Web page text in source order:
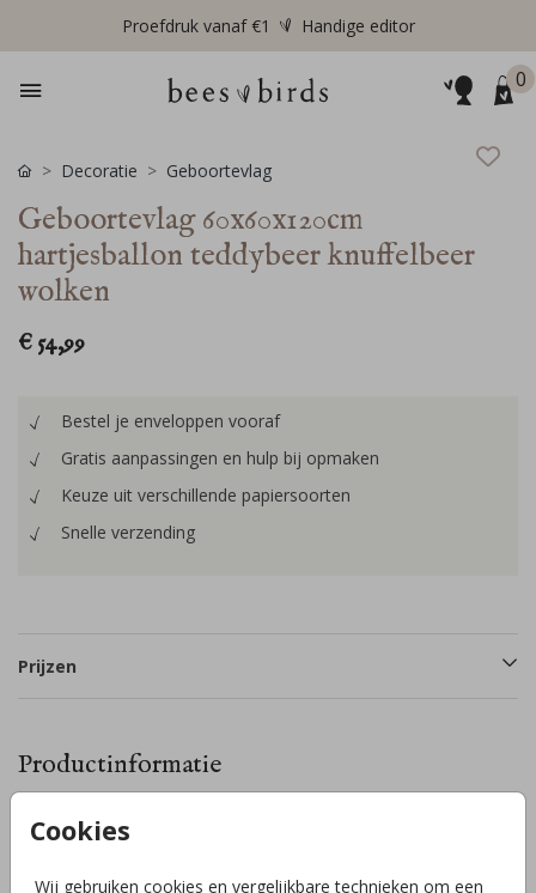
Proefdruk vanaf €1 Handige editor
0
Cookies
Wij gebruiken cookies en vergelijkbare technieken om een
Decoratie Geboortevlag
Geboortevlag 60x60x120cm
hartjesballon teddybeer knuffelbeer
wolken
€ 54,99
Bestel je enveloppen vooraf
Gratis aanpassingen en hulp bij opmaken
Keuze uit verschillende papiersoorten
Snelle verzending
Prijzen
Productinformatie
Omschrijving